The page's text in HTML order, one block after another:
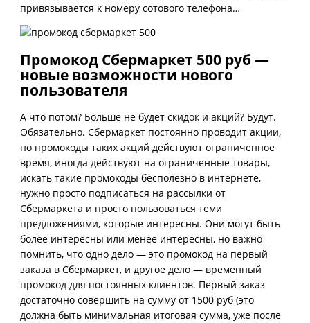
привязывается к номеру сотового телефона…
Промокод Сбермаркет 500 руб —
новые возможности нового
пользователя
А что потом? Больше не будет скидок и акций? Будут.
Обязательно. Сбермаркет постоянно проводит акции,
но промокоды таких акций действуют ограниченное
время, иногда действуют на ограниченные товары,
искать такие промокоды бесполезно в интернете,
нужно просто подписаться на рассылки от
Сбермаркета и просто пользоваться теми
предложениями, которые интересны. Они могут быть
более интересны или менее интересны, но важно
помнить, что одно дело — это промокод на первый
заказа в Сбермаркет, и другое дело — временный
промокод для постоянных клиентов. Первый заказ
достаточно совершить на сумму от 1500 руб (это
должна быть минимальная итоговая сумма, уже после